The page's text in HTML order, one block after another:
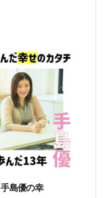
人以上ものペースで
島優の幸